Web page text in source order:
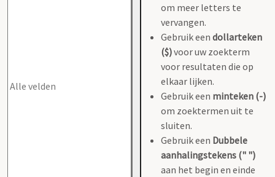
om meer letters te
vervangen.
Gebruik een dollarteken
($)voor uw zoekterm
voor resultaten die op
elkaar lijken.
Gebruik een minteken (-)
om zoektermen uit te
sluiten.
Gebruik een Dubbele
aanhalingstekens (" ")
aan het begin en einde